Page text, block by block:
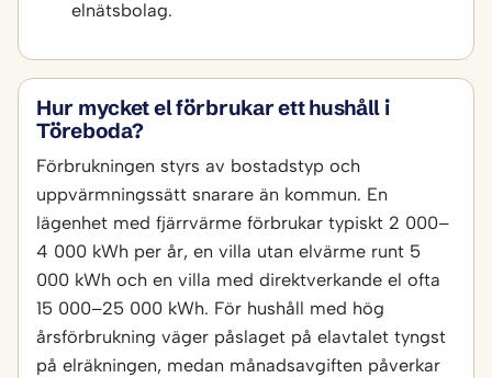
elnätsbolag.
Hur mycket el förbrukar ett hushåll i
Töreboda?
Förbrukningen styrs av bostadstyp och
uppvärmningssätt snarare än kommun. En
lägenhet med fjärrvärme förbrukar typiskt 2 000–
4 000 kWh per år, en villa utan elvärme runt 5
000 kWh och en villa med direktverkande el ofta
15 000–25 000 kWh. För hushåll med hög
årsförbrukning väger påslaget på elavtalet tyngst
på elräkningen, medan månadsavgiften påverkar